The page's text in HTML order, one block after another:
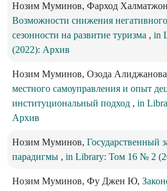
Нозим Муминов, Фарход
Возможности снижения
сезонности на развитие туризма , in
(2022): Архив
Нозим Муминов, Озода
местного самоуправления и опыт
институциональный подход , in
Архив
Нозим Муминов, Государственный
парадигмы , in Library: Том 16 № 2
Нозим Муминов, Фу Джен Ю,